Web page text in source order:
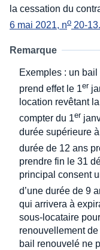
la cessation du
6 mai 2021, no 20-
Remarque
Exemples : un
prend effet le 1er
location revêtant
compter du 1er
durée supérieure
durée de 12 ans
prendre fin le 31
principal consent
d’une durée de 9
qui arrivera à
sous-locataire
renouvellement
bail renouvelé ne